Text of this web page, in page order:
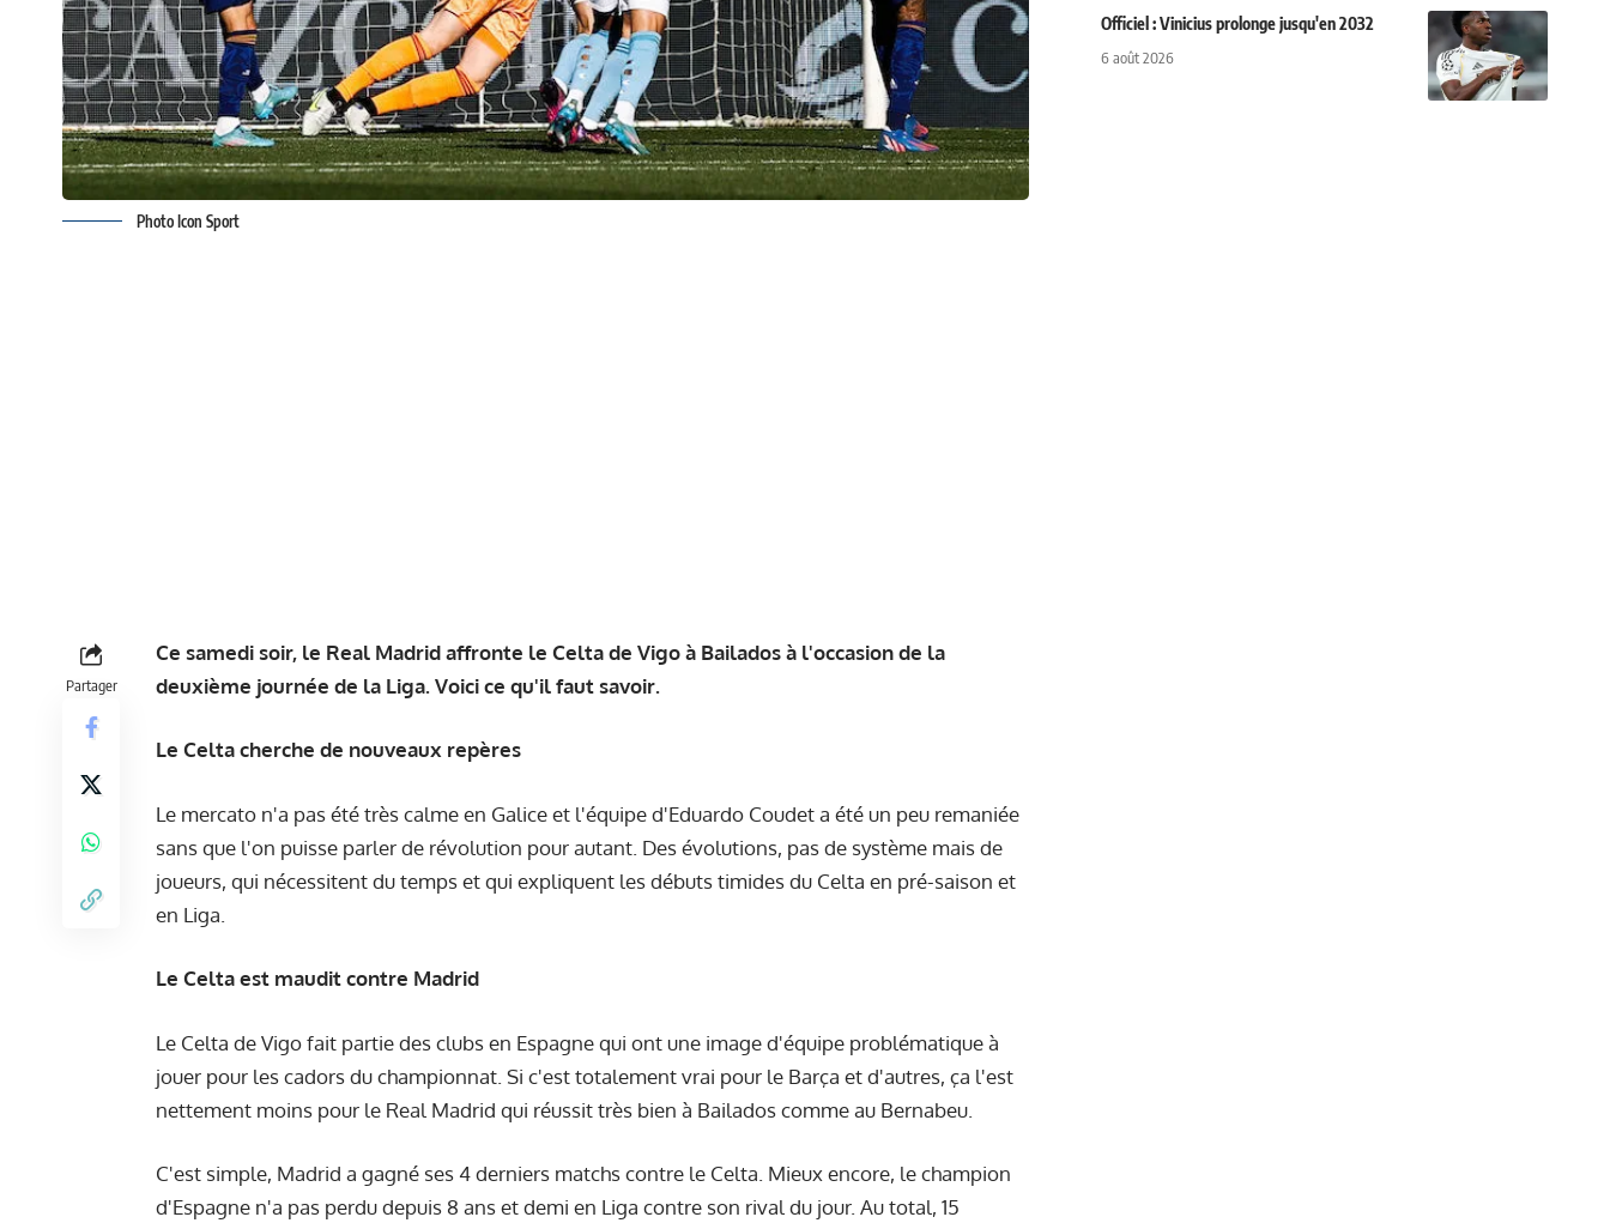
Photo Icon Sport
Partager
Ce samedi soir, le Real Madrid affronte le Celta de Vigo à Bailados à l'occasion de la
deuxième journée de la Liga. Voici ce qu'il faut savoir.
Le Celta cherche de nouveaux repères
Le mercato n'a pas été très calme en Galice et l'équipe d'Eduardo Coudet a été un peu remaniée
sans que l'on puisse parler de révolution pour autant. Des évolutions, pas de système mais de
joueurs, qui nécessitent du temps et qui expliquent les débuts timides du Celta en pré-saison et
en Liga.
Le Celta est maudit contre Madrid
Le Celta de Vigo fait partie des clubs en Espagne qui ont une image d'équipe problématique à
jouer pour les cadors du championnat. Si c'est totalement vrai pour le Barça et d'autres, ça l'est
nettement moins pour le Real Madrid qui réussit très bien à Bailados comme au Bernabeu.
C'est simple, Madrid a gagné ses 4 derniers matchs contre le Celta. Mieux encore, le champion
d'Espagne n'a pas perdu depuis 8 ans et demi en Liga contre son rival du jour. Au total, 15
Officiel : Vinicius prolonge jusqu'en 2032
6 août 2026